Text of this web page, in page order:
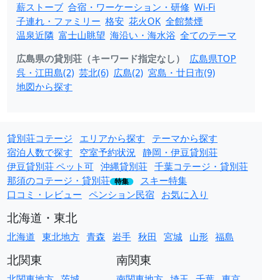
薪ストーブ 合宿・ワーケーション・研修 Wi-Fi
子連れ・ファミリー 格安 花火OK 全館禁煙
温泉近隣 富士山眺望 海沿い・海水浴 全てのテーマ
広島県の貸別荘（キーワード指定なし）
広島県TOP
呉・江田島(2) 芸北(6) 広島(2) 宮島・廿日市(9)
地図から探す
貸別荘コテージ エリアから探す
テーマから探す
宿泊人数で探す
空室予約状況 静岡・伊豆貸別荘
伊豆貸別荘 ペット可 沖縄貸別荘 千葉コテージ・貸別荘
那須のコテージ・貸別荘 特集
スキー特集
口コミ・レビュー ペンション民宿 お気に入り
北海道・東北
北海道 東北地方 青森 岩手 秋田 宮城 山形 福島
北関東 南関東